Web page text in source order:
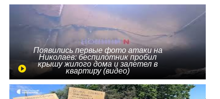
Появились первые фото атаки на
Николаев: беспилотник пробил
крышу жилого дома и залетел в
квартиру (видео)